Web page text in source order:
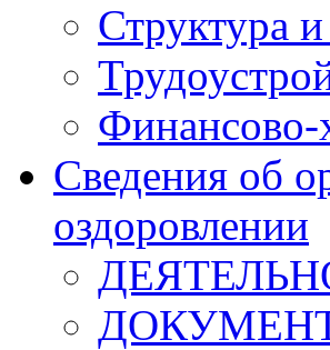
Структура
Финансово-
Сведения об
оздоровлении